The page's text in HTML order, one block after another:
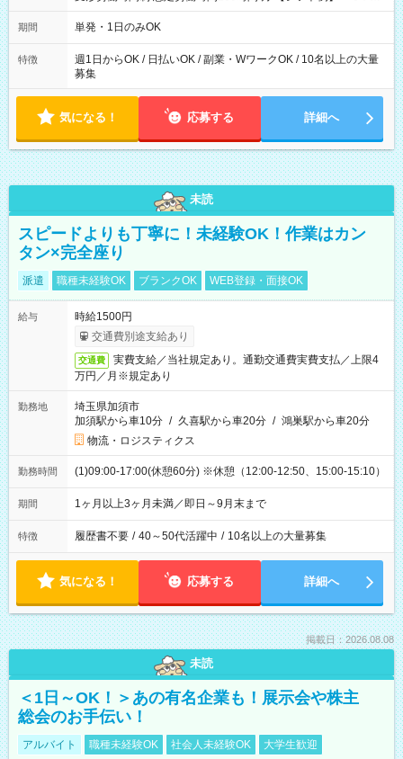
～21：00
期間 単発・1日のみOK
特徴
週1日からOK / 日払いOK / 副業・WワークOK / 10名以上の大量
募集
気になる！ 応募する 詳細へ
未読
スピードよりも丁寧に！未経験OK！作業はカン
タン×完全座り
派遣 職種未経験OK ブランクOK WEB登録・面接OK
給与
時給1500円
交通費別途支給あり
交通費
実費支給／当社規定あり。通勤交通費実費支払／上限4
万円／月※規定あり
勤務地
埼玉県加須市
加須駅から車10分 / 久喜駅から車20分 / 鴻巣駅から車20分
物流・ロジスティクス
勤務時間 (1)09:00-17:00(休憩60分) ※休憩（12:00-12:50、15:00-15:10）
期間 1ヶ月以上3ヶ月未満／即日～9月末まで
特徴 履歴書不要 / 40～50代活躍中 / 10名以上の大量募集
気になる！ 応募する 詳細へ
掲載日：2026.08.08
未読
＜1日～OK！＞あの有名企業も！展示会や株主
総会のお手伝い！
アルバイト 職種未経験OK 社会人未経験OK
大学生歓迎